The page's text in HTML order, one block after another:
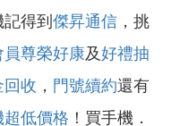
得到 傑昇通信 ，挑
員尊榮好康及好禮抽
回收 ， 門號續約還有
超低價格 ！買手機．